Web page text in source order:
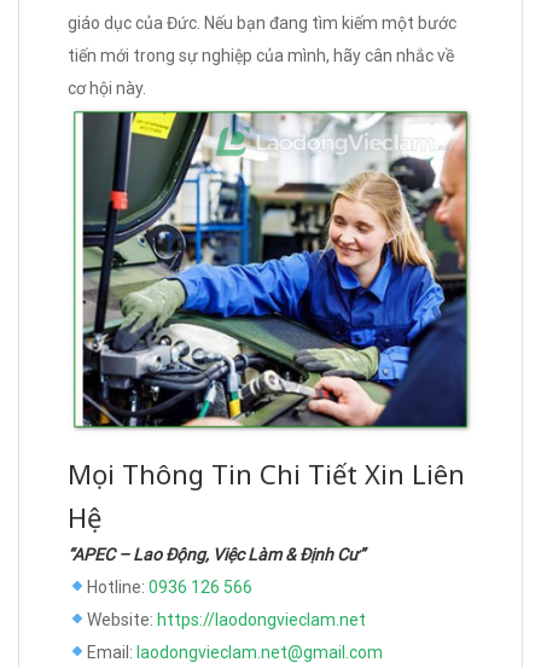
giáo dục của Đức. Nếu bạn đang tìm kiếm một bước
tiến mới trong sự nghiệp của mình, hãy cân nhắc về
cơ hội này.
Mọi Thông Tin Chi Tiết Xin Liên
Hệ
“APEC – Lao Động, Việc Làm & Định Cư”
Hotline: 0936 126 566
Website: https://laodongvieclam.net
Email: laodongvieclam.net@gmail.com